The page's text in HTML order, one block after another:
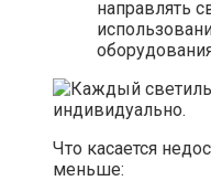
направлять
Что касается
меньше: